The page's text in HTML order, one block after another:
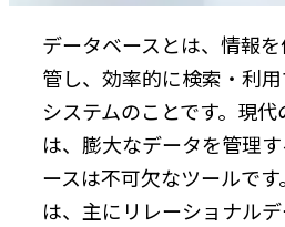
データベースとは、情報
管し、効率的に検索・利
システムのことです。現
は、膨大なデータを管理
ースは不可欠なツールで
は、主にリレーショナル